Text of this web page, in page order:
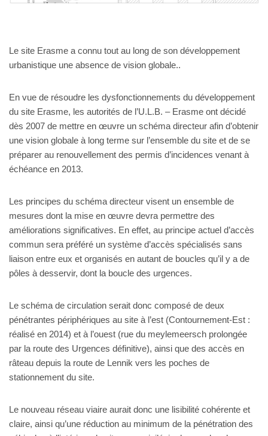
Le site Erasme a connu tout au long de son développement
urbanistique une absence de vision globale..
En vue de résoudre les dysfonctionnements du développement
du site Erasme, les autorités de l’U.L.B. – Erasme ont décidé
dès 2007 de mettre en œuvre un schéma directeur afin d’obtenir
une vision globale à long terme sur l’ensemble du site et de se
préparer au renouvellement des permis d’incidences venant à
échéance en 2013.
Les principes du schéma directeur visent un ensemble de
mesures dont la mise en œuvre devra permettre des
améliorations significatives. En effet, au principe actuel d’accès
commun sera préféré un système d’accès spécialisés sans
liaison entre eux et organisés en autant de boucles qu’il y a de
pôles à desservir, dont la boucle des urgences.
Le schéma de circulation serait donc composé de deux
pénétrantes périphériques au site à l’est (Contournement-Est :
réalisé en 2014) et à l’ouest (rue du meylemeersch prolongée
par la route des Urgences définitive), ainsi que des accès en
râteau depuis la route de Lennik vers les poches de
stationnement du site.
Le nouveau réseau viaire aurait donc une lisibilité cohérente et
claire, ainsi qu’une réduction au minimum de la pénétration des